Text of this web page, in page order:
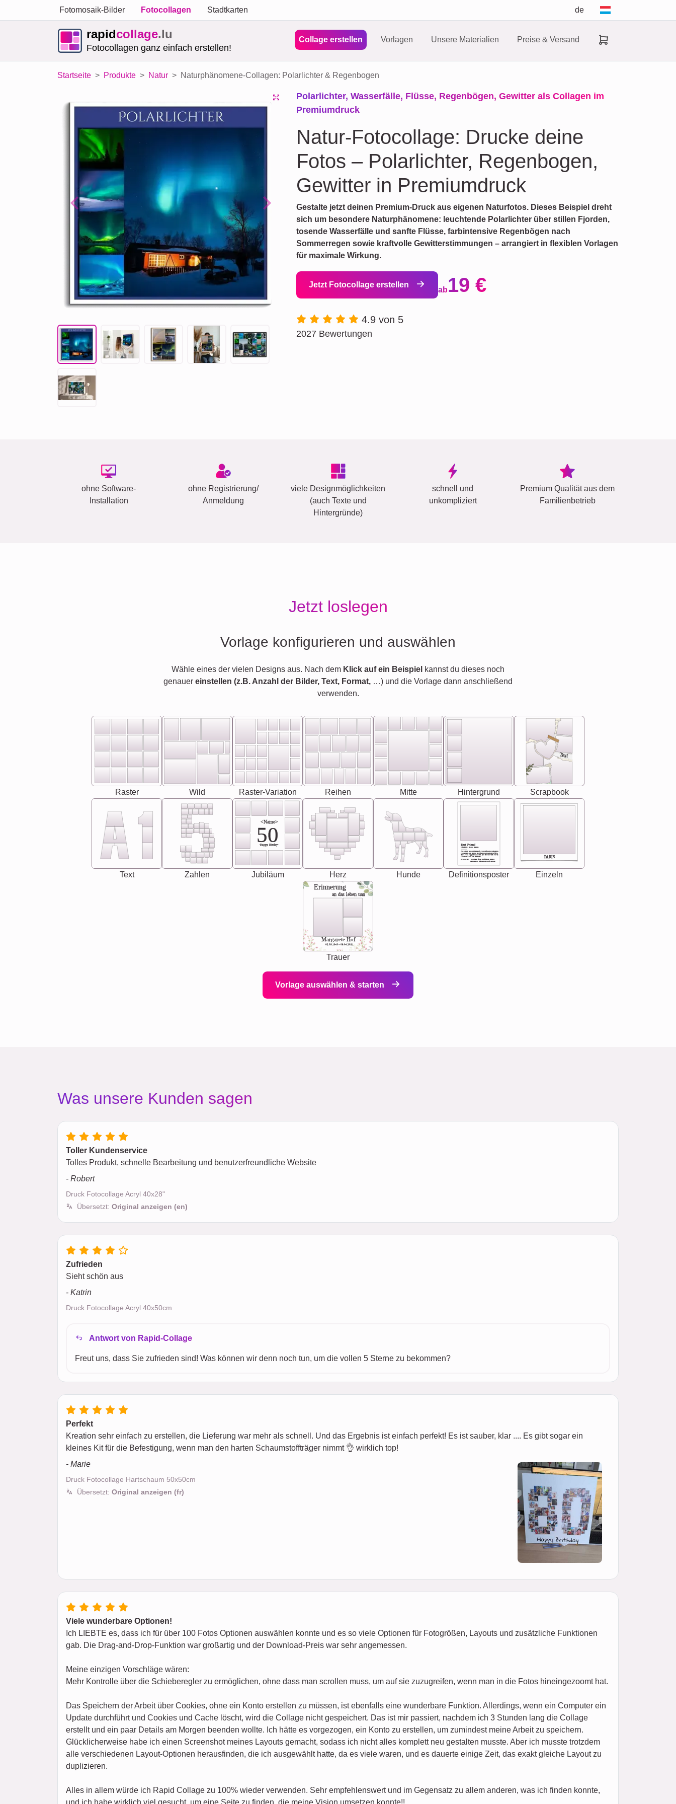
Fotomosaik-Bilder Fotocollagen Stadtkarten de
rapidcollage.lu
Fotocollagen ganz einfach erstellen!
Collage erstellen Vorlagen Unsere Materialien Preise & Versand
Startseite Produkte Natur Naturphänomene-Collagen: Polarlichter & Regenbogen
Previous Next
Polarlichter, Wasserfälle, Flüsse, Regenbögen, Gewitter als Collagen im
Premiumdruck
Natur-Fotocollage: Drucke deine
Fotos – Polarlichter, Regenbogen,
Gewitter in Premiumdruck
Gestalte jetzt deinen Premium-Druck aus eigenen Naturfotos. Dieses Beispiel dreht
sich um besondere Naturphänomene: leuchtende Polarlichter über stillen Fjorden,
tosende Wasserfälle und sanfte Flüsse, farbintensive Regenbögen nach
Sommerregen sowie kraftvolle Gewitterstimmungen – arrangiert in flexiblen Vorlagen
für maximale Wirkung.
Jetzt Fotocollage erstellen
ab19 €
4.9 von 5
2027 Bewertungen
ohne Software-
Installation
ohne Registrierung/
Anmeldung
viele Designmöglichkeiten
(auch Texte und
Hintergründe)
schnell und
unkompliziert
Premium Qualität aus dem
Familienbetrieb
Jetzt loslegen
Vorlage konfigurieren und auswählen
Wähle eines der vielen Designs aus. Nach dem Klick auf ein Beispiel kannst du dieses noch
genauer einstellen (z.B. Anzahl der Bilder, Text, Format, …) und die Vorlage dann anschließend
verwenden.
Raster Wild Raster-Variation Reihen Mitte Hintergrund
Text
Scrapbook
Text Zahlen
<Name>
50
-Happy Birday-
Jubiläum Herz Hunde
Best Friend
[<NAME>] Noun, feminie
Synonyms: Soulmate, closet confidante, sister at
heart person, life partner in adventure.
The person who understands you without explanation
you accepts just as you are. She's your partner in life's,
chaos your biggest supporter, and the one with whom
you share your best memories.
Definitionsposter
PARIS
Einzeln
Erinnerung
an das leben uan
Margarete Hof
02.05.1940 - 08.04.2021
Trauer
Vorlage auswählen & starten
Was unsere Kunden sagen
Toller Kundenservice
Tolles Produkt, schnelle Bearbeitung und benutzerfreundliche Website
- Robert
Druck Fotocollage Acryl 40x28"
Übersetzt: Original anzeigen (en)
Zufrieden
Sieht schön aus
- Katrin
Druck Fotocollage Acryl 40x50cm
Antwort von Rapid-Collage
Freut uns, dass Sie zufrieden sind! Was können wir denn noch tun, um die vollen 5 Sterne zu bekommen?
Perfekt
Kreation sehr einfach zu erstellen, die Lieferung war mehr als schnell. Und das Ergebnis ist einfach perfekt! Es ist sauber, klar .... Es gibt sogar ein
kleines Kit für die Befestigung, wenn man den harten Schaumstoffträger nimmt 👌 wirklich top!
- Marie
Druck Fotocollage Hartschaum 50x50cm
Übersetzt: Original anzeigen (fr)
Viele wunderbare Optionen!
Ich LIEBTE es, dass ich für über 100 Fotos Optionen auswählen konnte und es so viele Optionen für Fotogrößen, Layouts und zusätzliche Funktionen
gab. Die Drag-and-Drop-Funktion war großartig und der Download-Preis war sehr angemessen.
Meine einzigen Vorschläge wären:
Mehr Kontrolle über die Schieberegler zu ermöglichen, ohne dass man scrollen muss, um auf sie zuzugreifen, wenn man in die Fotos hineingezoomt hat.
Das Speichern der Arbeit über Cookies, ohne ein Konto erstellen zu müssen, ist ebenfalls eine wunderbare Funktion. Allerdings, wenn ein Computer ein
Update durchführt und Cookies und Cache löscht, wird die Collage nicht gespeichert. Das ist mir passiert, nachdem ich 3 Stunden lang die Collage
erstellt und ein paar Details am Morgen beenden wollte. Ich hätte es vorgezogen, ein Konto zu erstellen, um zumindest meine Arbeit zu speichern.
Glücklicherweise habe ich einen Screenshot meines Layouts gemacht, sodass ich nicht alles komplett neu gestalten musste. Aber ich musste trotzdem
alle verschiedenen Layout-Optionen herausfinden, die ich ausgewählt hatte, da es viele waren, und es dauerte einige Zeit, das exakt gleiche Layout zu
duplizieren.
Alles in allem würde ich Rapid Collage zu 100% wieder verwenden. Sehr empfehlenswert und im Gegensatz zu allem anderen, was ich finden konnte,
und ich habe wirklich viel gesucht, um eine Seite zu finden, die meine Vision umsetzen konnte!!